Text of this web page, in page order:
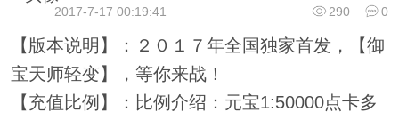
290
0
2017-7-17 00:19:41
【版本说明】：２０１７年全国独家首发，【御
宝天师轻变】，等你来战！
【充值比例】：比例介绍：元宝1:50000点卡多